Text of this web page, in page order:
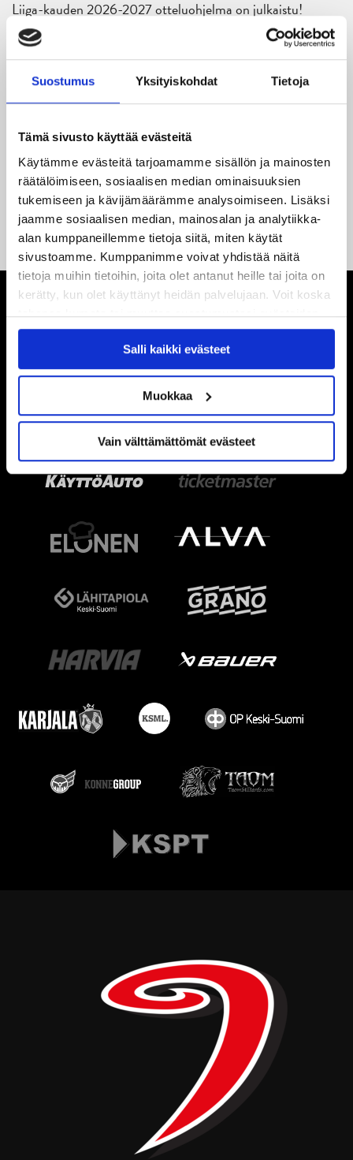
Suostumus Yksityiskohdat Tietoja
Tämä sivusto käyttää evästeitä
Käytämme evästeitä tarjoamamme sisällön ja mainosten
räätälöimiseen, sosiaalisen median ominaisuuksien
tukemiseen ja kävijämäärämme analysoimiseen. Lisäksi
jaamme sosiaalisen median, mainosalan ja analytiikka-
alan kumppaneillemme tietoja siitä, miten käytät
sivustoamme. Kumppanimme voivat yhdistää näitä
tietoja muihin tietoihin, joita olet antanut heille tai joita on
kerätty, kun olet käyttänyt heidän palvelujaan. Voit koska
tahansa kumota tai muuttaa suostumustasi evästeiden
käytöstäEvästeet-sivultamme.
Salli kaikki evästeet
Muokkaa
Vain välttämättömät evästeet
Liiga-kauden 2026-2027 otteluohjelma on julkaistu!
27.05.2026
Reece Newkirk vahvistamaan JYP-hyökkäystä!
18.05.2026
yhteistyö jatkuu
14.05.2026
Tuore Sveitsin mestari Juuso Arola JYP-puolustukseen
kahden vuoden sopimuksella